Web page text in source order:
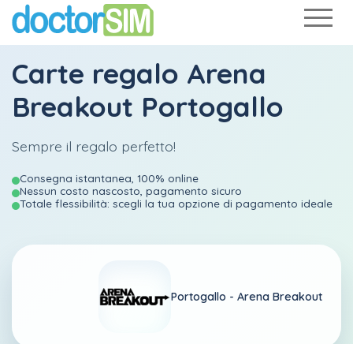
Carte regalo Arena
Breakout Portogallo
Sempre il regalo perfetto!
Consegna istantanea, 100% online
Nessun costo nascosto, pagamento sicuro
Totale flessibilità: scegli la tua opzione di pagamento ideale
Portogallo - Arena Breakout